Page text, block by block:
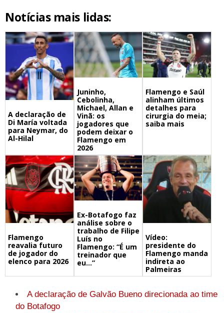
Notícias mais lidas:
A declaração de
Di María voltada
para Neymar, do
Al-Hilal
Juninho,
Cebolinha,
Michael, Allan e
Vinã: os
jogadores que
podem deixar o
Flamengo em
2026
Flamengo e Saúl
alinham últimos
detalhes para
cirurgia do meia;
saiba mais
Flamengo
reavalia futuro
de jogador do
elenco para 2026
Ex-Botafogo faz
análise sobre o
trabalho de Filipe
Luís no
Flamengo: “É um
treinador que
eu…”
Vídeo:
presidente do
Flamengo manda
indireta ao
Palmeiras
A declaração de Galvão Bueno direcionada ao time
do Botafogo